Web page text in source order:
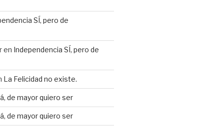
SÍ, pero de
en Independencia SÍ, pero de
La Felicidad no existe.
de mayor quiero ser
de mayor quiero ser